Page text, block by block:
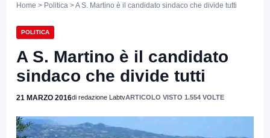
Home > Politica > A S. Martino è il candidato sindaco che divide tutti
POLITICA
A S. Martino è il candidato
sindaco che divide tutti
21 MARZO 2016di redazione LabtvARTICOLO VISTO 1.554 VOLTE